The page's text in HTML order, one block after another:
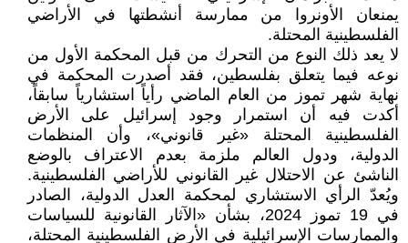
يمنعان الأونروا من ممارسة أنشطتها في الأراضي
الفلسطينية المحتلة.
لا يعد ذلك النوع من التحرك من قبل المحكمة الأول من
نوعه فيما يتعلق بفلسطين، فقد أصدرت المحكمة في
نهاية شهر تموز من العام الماضي رأياً استشارياً سابقاً،
أكدت فيه أن استمرار وجود إسرائيل على الأرض
الفلسطينية المحتلة «غير قانوني»، وأن المنظمات
الدولية، ودول العالم ملزمة بعدم الاعتراف بالوضع
الناشئ عن الاحتلال غير القانوني للأراضي الفلسطينية.
ويُعدّ الرأي الاستشاري لمحكمة العدل الدولية، الصادر
في 19 تموز 2024، بشأن «الآثار القانونية للسياسات
والممارسات الإسرائيلية في الأرض الفلسطينية المحتلة،